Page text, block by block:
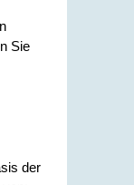
Sie
der